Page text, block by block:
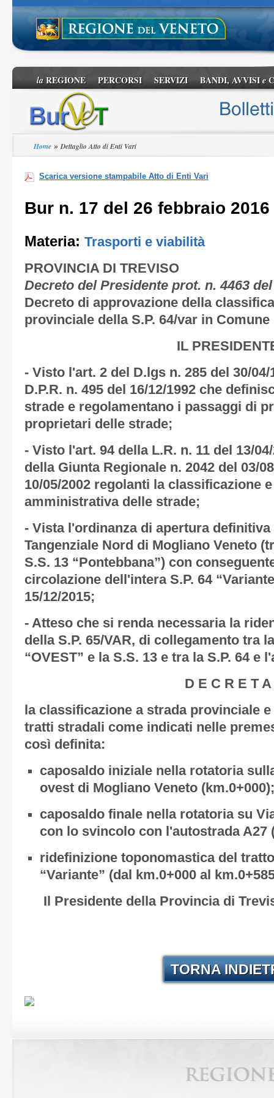
laREGIONE PERCORSI SERVIZI BANDI, AVVISIe
Home »Dettaglio Atto di Enti Vari
Scarica versione stampabile Atto di Enti Vari
Bur n. 17 del 26 febbraio 2016
Materia: Trasporti e viabilità
PROVINCIA DI TREVISO
Decreto del Presidente prot. n. 4463
Decreto di approvazione della
provinciale della S.P. 64/var in
IL
- Visto l'art. 2 del D.lgs n. 285 del 30/
D.P.R. n. 495 del 16/12/1992 che
strade e regolamentano i passaggi di
proprietari delle strade;
- Visto l'art. 94 della L.R. n. 11 del 13/
della Giunta Regionale n. 2042 del 03/
10/05/2002 regolanti la classificazione
amministrativa delle strade;
- Vista l'ordinanza di apertura
Tangenziale Nord di Mogliano Veneto
S.S. 13 “Pontebbana”) con
circolazione dell'intera S.P. 64
15/12/2015;
- Atteso che si renda necessaria la
della S.P. 65/VAR, di collegamento tra
“OVEST” e la S.S. 13 e tra la S.P. 64 e
D E C R E T A
la classificazione a strada provinciale
tratti stradali come indicati nelle
così definita:
caposaldo iniziale nella rotatoria
ovest di Mogliano Veneto (km.0+000);
caposaldo finale nella rotatoria su
con lo svincolo con l'autostrada A27
ridefinizione toponomastica del
“Variante” (dal km.0+000 al
Il Presidente della Provincia di
TORNA